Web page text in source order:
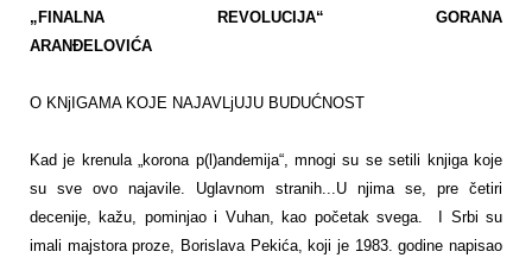
„FINALNA REVOLUCIJA“ GORANA
ARANĐELOVIĆA
O KNjIGAMA KOJE NAJAVLjUJU BUDUĆNOST
Kad je krenula „korona p(l)andemija“, mnogi su se setili knjiga koje
su sve ovo najavile. Uglavnom stranih...U njima se, pre četiri
decenije, kažu, pominjao i Vuhan, kao početak svega. I Srbi su
imali majstora proze, Borislava Pekića, koji je 1983. godine napisao